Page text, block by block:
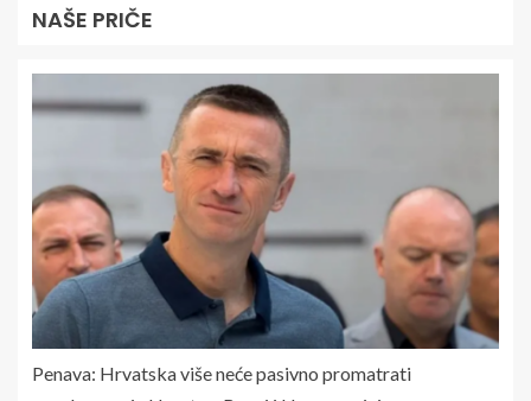
NAŠE PRIČE
Penava: Hrvatska više neće pasivno promatrati